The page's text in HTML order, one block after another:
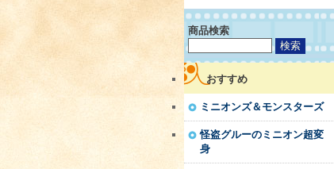
商品検索
おすすめ
ミニオンズ＆モンスターズ
怪盗グルーのミニオン超変
身